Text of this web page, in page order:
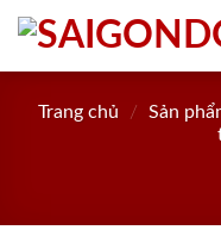
Skip
content
Trang chủ / Sản